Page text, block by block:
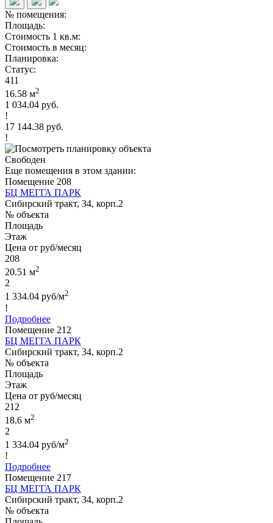
№ помещения:
Площадь:
Стоимость 1 кв.м:
Стоимость в месяц:
Планировка:
Статус:
411
16.58 м2
1 034.04 руб.
!
17 144.38 руб.
!
Свободен
Еще помещения в этом здании:
Помещение 208
БЦ МЕГГА ПАРК
Сибирский тракт, 34, корп.2
№ объекта
Площадь
Этаж
Цена от руб/месяц
208
20.51 м2
2
1 334.04 руб/м2
!
Подробнее
Помещение 212
БЦ МЕГГА ПАРК
Сибирский тракт, 34, корп.2
№ объекта
Площадь
Этаж
Цена от руб/месяц
212
18.6 м2
2
1 334.04 руб/м2
!
Подробнее
Помещение 217
БЦ МЕГГА ПАРК
Сибирский тракт, 34, корп.2
№ объекта